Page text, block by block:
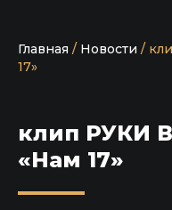
Главная / Новости /
17»
клип РУКИ
«Нам 17»